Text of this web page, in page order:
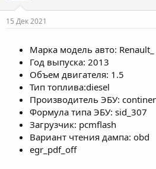
15 Дек 2021
Марка модель авто:
Год выпуска: 2013
Объем двигателя: 1.5
Тип топлива:diesel
Производитель ЭБУ:
Формула типа ЭБУ: sid_307
Загрузчик: pcmflash
Вариант чтения дампа: obd
egr_pdf_off